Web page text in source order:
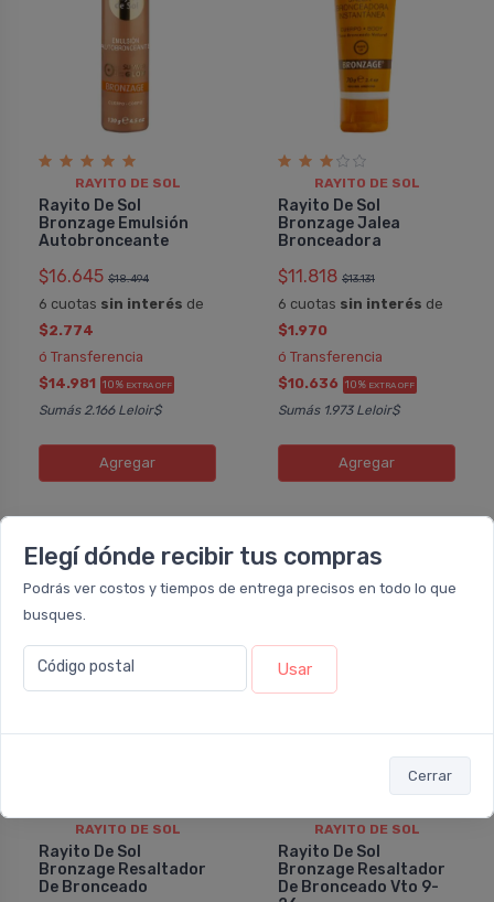
Elegí dónde recibir tus compras
Podrás ver costos y tiempos de entrega precisos en todo lo que
busques.
Código postal Usar
Cerrar
RAYITO DE SOL
Rayito De Sol
Bronzage Emulsión
Autobronceante
$16.645 $18.494
6 cuotas sin interés de
$2.774
ó Transferencia
$14.981 10% EXTRA OFF
Sumás 2.166 Leloir$
Agregar
RAYITO DE SOL
Rayito De Sol
Bronzage Jalea
Bronceadora
$11.818 $13.131
6 cuotas sin interés de
$1.970
ó Transferencia
$10.636 10% EXTRA OFF
Sumás 1.973 Leloir$
Agregar
RAYITO DE SOL
Rayito De Sol
Bronzage Resaltador
De Bronceado
RAYITO DE SOL
Rayito De Sol
Bronzage Resaltador
De Bronceado Vto 9-